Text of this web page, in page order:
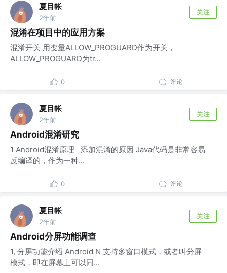
夏目帐
2年前
关注
混淆在项目中的应用方案
混淆开关 用变量ALLOW_PROGUARD作为开关，
ALLOW_PROGUARD为tr...
0 评论
夏目帐
2年前
关注
Android混淆研究
1 Android混淆原理 添加混淆的原因 Java代码是非常容易
反编译的，作为一种...
0 评论
夏目帐
2年前
关注
Android分屏功能调查
1, 分屏功能介绍 Android N 支持多窗口模式，或者叫分屏
模式，即在屏幕上可以同...